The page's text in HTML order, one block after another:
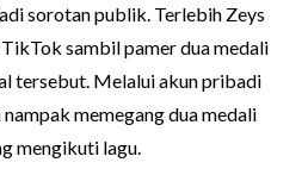
sorotan publik. Terlebih Zeys
sambil pamer dua medali
tersebut. Melalui akun pribadi
memegang dua medali
mengikuti lagu.